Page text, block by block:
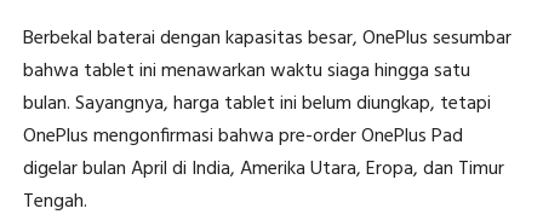
Berbekal baterai dengan kapasitas besar, OnePlus sesumbar
bahwa tablet ini menawarkan waktu siaga hingga satu
bulan. Sayangnya, harga tablet ini belum diungkap, tetapi
OnePlus mengonfirmasi bahwa pre-order OnePlus Pad
digelar bulan April di India, Amerika Utara, Eropa, dan Timur
Tengah.